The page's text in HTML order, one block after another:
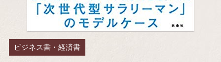
ビジネス書・経済書